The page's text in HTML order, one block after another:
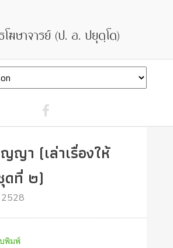
า (เล่าเรื่องให้
ดที่ ๒)
พิมพ์